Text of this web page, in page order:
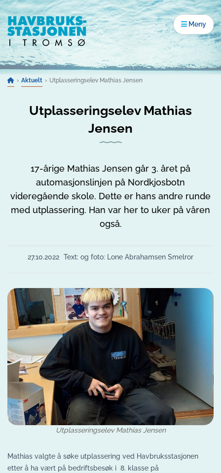
Gå til innhold
Åpne
Meny
Aktuelt Utplasseringselev Mathias Jensen
Utplasseringselev Mathias
Jensen
17-årige Mathias Jensen går 3. året på
automasjonslinjen på Nordkjosbotn
videregående skole. Dette er hans andre runde
med utplassering. Han var her to uker på våren
også.
27.10.2022 Text: og foto: Lone Abrahamsen Smelror
Utplasseringselev Mathias Jensen
Mathias valgte å søke utplassering ved Havbruksstasjonen
etter å ha vært på bedriftsbesøk i 8. klasse på